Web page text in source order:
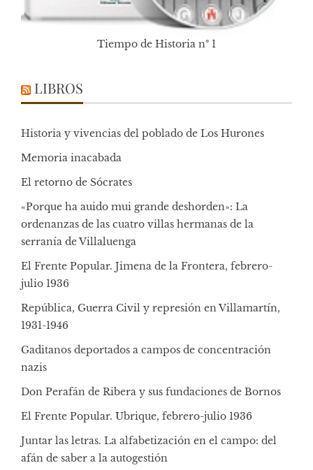
Tiempo de Historia nº 1
LIBROS
Historia y vivencias del poblado de Los Hurones
Memoria inacabada
El retorno de Sócrates
«Porque ha auido mui grande deshorden»: La
ordenanzas de las cuatro villas hermanas de la
serranía de Villaluenga
El Frente Popular. Jimena de la Frontera, febrero-
julio 1936
República, Guerra Civil y represión en Villamartín,
1931-1946
Gaditanos deportados a campos de concentración
nazis
Don Perafán de Ribera y sus fundaciones de Bornos
El Frente Popular. Ubrique, febrero-julio 1936
Juntar las letras. La alfabetización en el campo: del
afán de saber a la autogestión